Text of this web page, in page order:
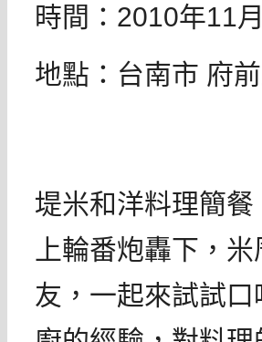
時間：2010年11
地點：台南市 府
堤米和洋料理簡
上輪番炮轟下，
友，一起來試試